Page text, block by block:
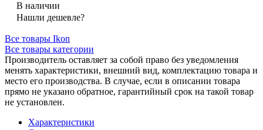
В наличии
Нашли дешевле?
Все товары Ikon
Все товары категории
Производитель оставляет за собой право без уведомления
менять характеристики, внешний вид, комплектацию товара и
место его производства. В случае, если в описании товара
прямо не указано обратное, гарантийный срок на такой товар
не установлен.
Характеристики